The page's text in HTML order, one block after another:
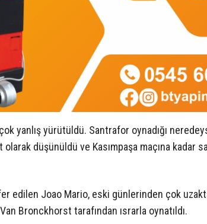
yanlış yürütüldü. Santrafor oynadığı
düşünüldü ve Kasımpaşa maçına kadar
edilen Joao Mario, eski günlerinden çok
Bronckhorst tarafından ısrarla oynatıldı.